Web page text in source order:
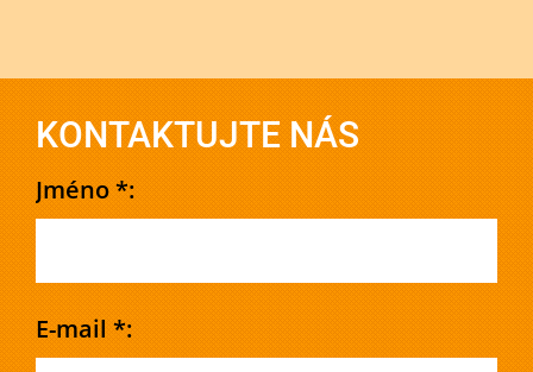
KONTAKTUJTE NÁS
Jméno *:
E-mail *: